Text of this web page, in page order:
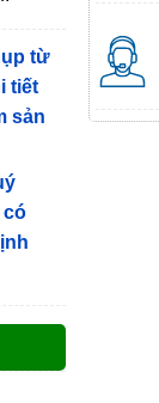
từ
tiết
sản
có